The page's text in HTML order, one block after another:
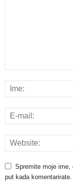
Spremite moje ime,
put kada komentarirate.